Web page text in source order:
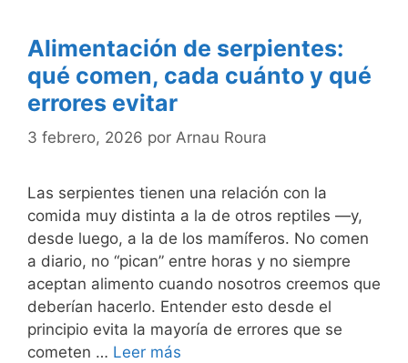
Alimentación de serpientes:
qué comen, cada cuánto y qué
errores evitar
3 febrero, 2026 por Arnau Roura
Las serpientes tienen una relación con la
comida muy distinta a la de otros reptiles —y,
desde luego, a la de los mamíferos. No comen
a diario, no “pican” entre horas y no siempre
aceptan alimento cuando nosotros creemos que
deberían hacerlo. Entender esto desde el
principio evita la mayoría de errores que se
cometen … Leer más